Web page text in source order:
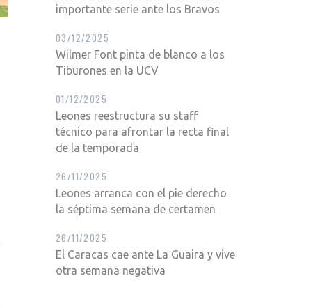
importante serie ante los Bravos
Wilmer Font pinta de blanco a los
Tiburones en la UCV
03/12/2025
Leones reestructura su staff
técnico para afrontar la recta final
de la temporada
01/12/2025
Leones arranca con el pie derecho
la séptima semana de certamen
26/11/2025
El Caracas cae ante La Guaira y vive
otra semana negativa
26/11/2025